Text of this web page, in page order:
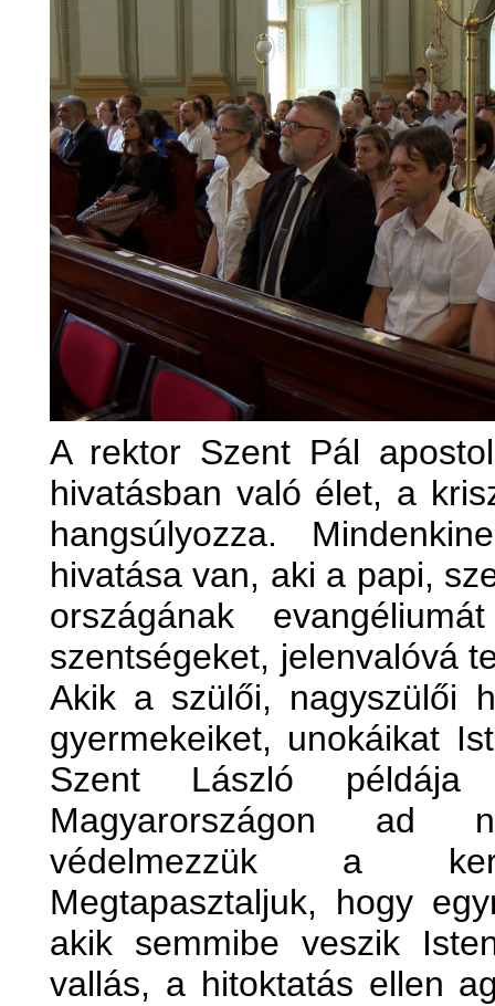
A rektor Szent Pál
hivatásban való élet, a
hangsúlyozza.
hivatása van, aki a papi,
országának
szentségeket, jelenvalóvá
Akik a szülői, nagyszülői
gyermekeiket, unokáikat
Szent László
Magyarországon ad
védelmezzük a
Megtapasztaljuk, hogy
akik semmibe veszik
vallás, a hitoktatás ellen